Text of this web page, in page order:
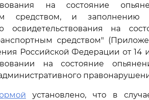
на состояние
средством, и
освидетельствования на
средством"
Российской Федерации от
на состояние
установлено, что в